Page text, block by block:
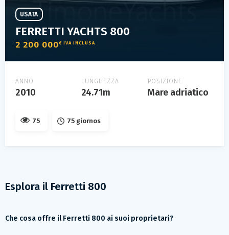
FERRETTI YACHTS 800
2 200 000€ IVA INCLUSA
USATA
ANNO
2010
LUNGHEZZA
24.71m
POSIZIONE
Mare adriatico
75 75 giornos
Esplora il Ferretti 800
Che cosa offre il Ferretti 800 ai suoi proprietari?